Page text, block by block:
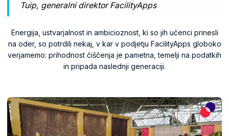
Tuip, generalni direktor FacilityApps
Energija, ustvarjalnost in ambicioznost, ki so jih učenci prinesli
na oder, so potrdili nekaj, v kar v podjetju FacilityApps globoko
verjamemo: prihodnost čiščenja je pametna, temelji na podatkih
in pripada naslednji generaciji.